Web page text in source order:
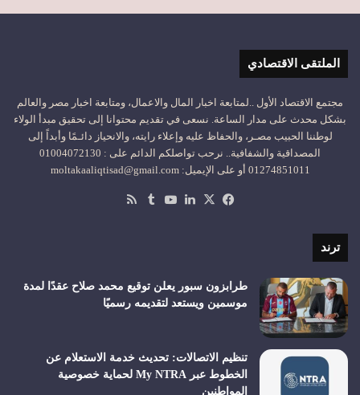
الملتقى الاقتصادي
مجتمع الاقتصاد الأول ..لمتابعة اخبار المال والاعمال، ومتابعة اخبار مصر والعالم
بشكل محدث على مدار الساعة. نسعى في تقديم محتوانا إلى تحقيق مبدأ الولاء
لوطننا الحبيب مصـر، والحفاظ عليه وإعلاء رايته، والانحياز دائـمًا وأبداً إلى
المصداقية والشفافية.. نرحب تواصلكم الدائم على : 01004072130
01274851011 أو على الإيميل: moltakaaliqtisad@gmail.com
فيسبوك
‫X لينكدإن‫YouTube
ترند
طرابزون سبور يعلن توقيع محمد صلاح عقدًا لمدة
موسمين ويستعد لتقديمه رسميًا
تنظيم الاتصالات: تحديث خدمة الاستعلام عن
الخطوط عبر My NTRA لحماية خصوصية
المواطنين